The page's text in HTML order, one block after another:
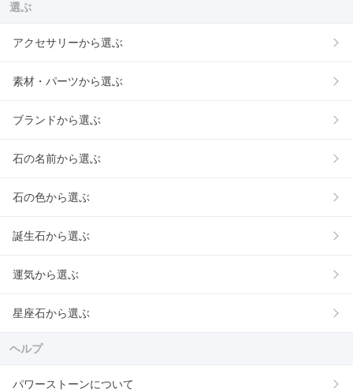
選ぶ
アクセサリーから選ぶ
素材・パーツから選ぶ
ブランドから選ぶ
石の名前から選ぶ
石の色から選ぶ
誕生石から選ぶ
運気から選ぶ
星座石から選ぶ
ヘルプ
パワーストーンについて